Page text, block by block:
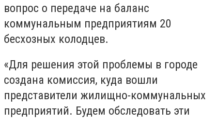
вопрос о передаче на баланс
коммунальным предприятиям 20
бесхозных колодцев.
«Для решения этой проблемы в городе
создана комиссия, куда вошли
представители жилищно-коммунальных
предприятий. Будем обследовать эти